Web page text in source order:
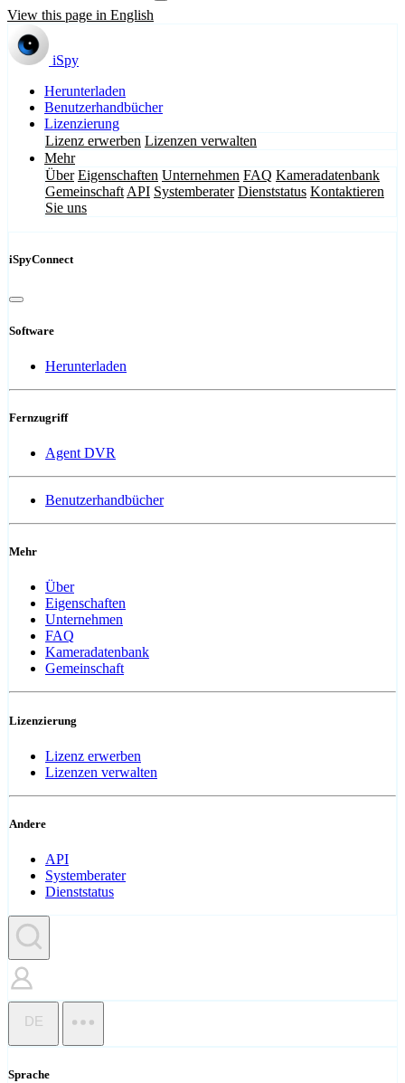
View this page in English
iSpy
Herunterladen
Benutzerhandbücher
Lizenzierung
Lizenz erwerben Lizenzen verwalten
Mehr
Über Eigenschaften Unternehmen FAQ Kameradatenbank
Gemeinschaft API Systemberater Dienststatus Kontaktieren
Sie uns
iSpyConnect
Software
Herunterladen
Fernzugriff
Agent DVR
Benutzerhandbücher
Mehr
Über
Eigenschaften
Unternehmen
FAQ
Kameradatenbank
Gemeinschaft
Lizenzierung
Lizenz erwerben
Lizenzen verwalten
Andere
API
Systemberater
Dienststatus
DE
Sprache